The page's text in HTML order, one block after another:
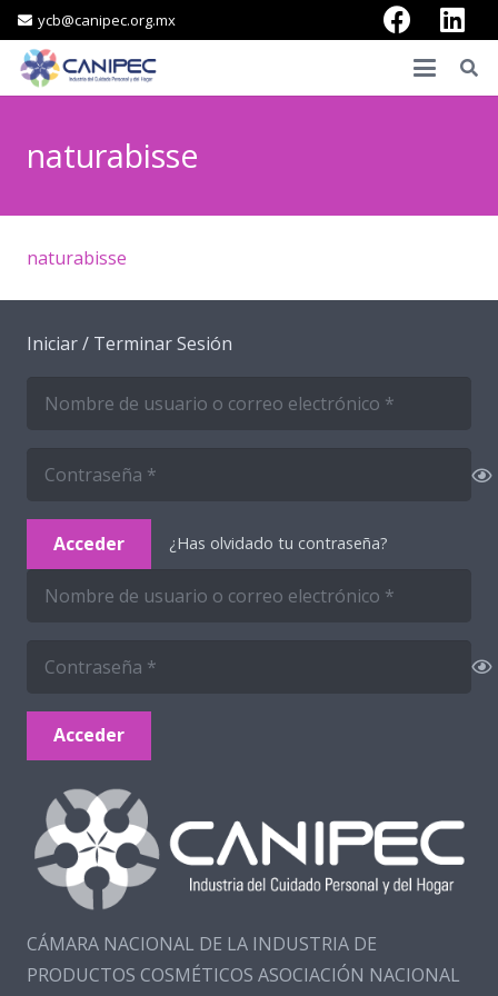
ycb@canipec.org.mx
naturabisse
naturabisse
Iniciar / Terminar Sesión
Acceder ¿Has olvidado tu contraseña?
Acceder
CÁMARA NACIONAL DE LA INDUSTRIA DE
PRODUCTOS COSMÉTICOS ASOCIACIÓN NACIONAL